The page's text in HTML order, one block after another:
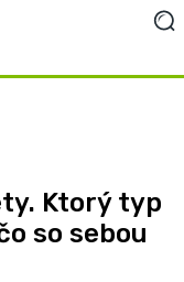
Ktorý typ
so sebou